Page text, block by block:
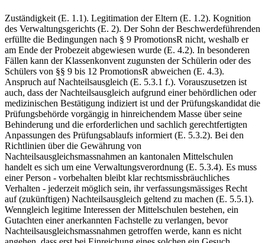
Zuständigkeit (E. 1.1). Legitimation der Eltern (E. 1.2). Kognition
des Verwaltungsgerichts (E. 2). Der Sohn der Beschwerdeführenden
erfüllte die Bedingungen nach § 9 PromotionsR nicht, weshalb er
am Ende der Probezeit abgewiesen wurde (E. 4.2). In besonderen
Fällen kann der Klassenkonvent zugunsten der Schülerin oder des
Schülers von §§ 9 bis 12 PromotionsR abweichen (E. 4.3).
Anspruch auf Nachteilsausgleich (E. 5.3.1 f.). Vorauszusetzen ist
auch, dass der Nachteilsausgleich aufgrund einer behördlichen oder
medizinischen Bestätigung indiziert ist und der Prüfungskandidat die
Prüfungsbehörde vorgängig in hinreichendem Masse über seine
Behinderung und die erforderlichen und sachlich gerechtfertigten
Anpassungen des Prüfungsablaufs informiert (E. 5.3.2). Bei den
Richtlinien über die Gewährung von
Nachteilsausgleichsmassnahmen an kantonalen Mittelschulen
handelt es sich um eine Verwaltungsverordnung (E. 5.3.4). Es muss
einer Person - vorbehalten bleibt klar rechtsmissbräuchliches
Verhalten - jederzeit möglich sein, ihr verfassungsmässiges Recht
auf (zukünftigen) Nachteilsausgleich geltend zu machen (E. 5.5.1).
Wenngleich legitime Interessen der Mittelschulen bestehen, ein
Gutachten einer anerkannten Fachstelle zu verlangen, bevor
Nachteilsausgleichsmassnahmen getroffen werde, kann es nicht